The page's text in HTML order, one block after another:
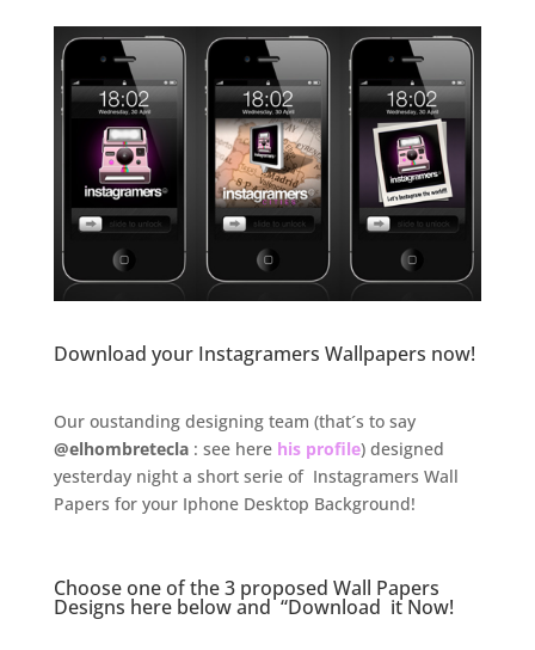
Download your Instagramers Wallpapers now!
Our oustanding designing team (that´s to say
@elhombretecla: see here his profile) designed
yesterday night a short serie of Instagramers Wall
Papers for your Iphone Desktop Background!
Choose one of the 3 proposed Wall Papers
Designs here below and “Download it Now!